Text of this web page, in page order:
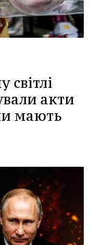
акти
мають